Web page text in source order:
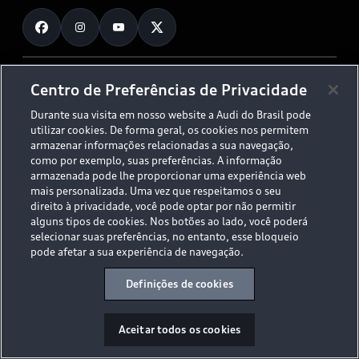
Planejamento de recarga
O Legado do S
Audi Driving Experience
ESG
Tecnologias Audi
Audi Collection
Fale Conosco
Trabalhe Conosco
© 2026 AUDI AG. All Rights Reserved.
Políticas de Privacidade
Código de Conduta
Aviso Legal
Proteção de Dados - LGPD
Sala de Imprensa
Desacelere. Seu bem maior é a vida.
Centro de Preferências de Privacidade
Durante sua visita em nosso website a Audi do Brasil pode
utilizar cookies. De forma geral, os cookies nos permitem
armazenar informações relacionadas a sua navegação,
como por exemplo, suas preferências. A informação
armazenada pode lhe proporcionar uma experiência web
mais personalizada. Uma vez que respeitamos o seu
direito à privacidade, você pode optar por não permitir
alguns tipos de cookies. Nos botões ao lado, você poderá
selecionar suas preferências, no entanto, esse bloqueio
pode afetar a sua experiência de navegação.
Definições de cookies
Aceitar todos os cookies